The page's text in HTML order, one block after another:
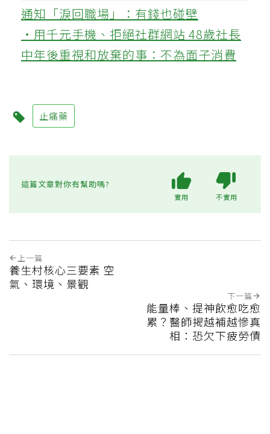
通知「淚回職場」：有錢也碰壁
‧用千元手機、拒絕社群網站 48歲社長
中年後重視和放棄的事：不為面子消費
止痛藥
這篇文章對你有幫助嗎?
實用 不實用
上一篇
養生村核心三要素 空
氣、環境、景觀
下一篇
能量棒、提神飲愈吃愈
累？醫師揭越補越慘真
相：恐欠下疲勞債